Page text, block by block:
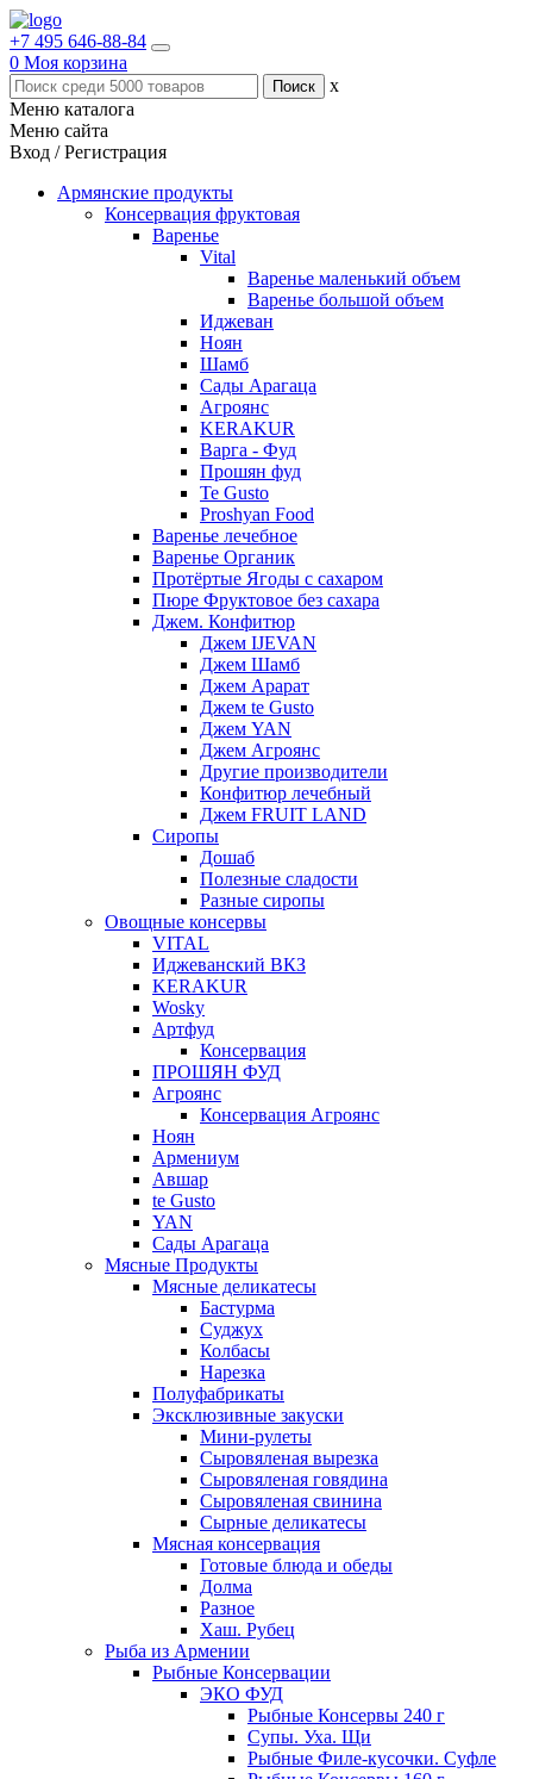
+7 495 646-88-84
0 Моя корзина
x
Меню каталога
Меню сайта
Вход / Регистрация
Армянские продукты
Консервация фруктовая
Варенье
Vital
Варенье маленький объем
Варенье большой объем
Иджеван
Ноян
Шамб
Сады Арагаца
Агроянс
KERAKUR
Варга - Фуд
Прошян фуд
Te Gusto
Proshyan Food
Варенье лечебное
Варенье Органик
Протёртые Ягоды с сахаром
Пюре Фруктовое без сахара
Джем. Конфитюр
Джем IJEVAN
Джем Шамб
Джем Арарат
Джем te Gusto
Джем YAN
Джем Агроянс
Другие производители
Конфитюр лечебный
Джем FRUIT LAND
Сиропы
Дошаб
Полезные сладости
Разные сиропы
Овощные консервы
VITAL
Иджеванский ВКЗ
KERAKUR
Wosky
Артфуд
Консервация
ПРОШЯН ФУД
Агроянс
Консервация Агроянс
Ноян
Армениум
Авшар
te Gusto
YAN
Сады Арагаца
Мясные Продукты
Мясные деликатесы
Бастурма
Суджух
Колбасы
Нарезка
Полуфабрикаты
Эксклюзивные закуски
Мини-рулеты
Сыровяленая вырезка
Сыровяленая говядина
Сыровяленая свинина
Сырные деликатесы
Мясная консервация
Готовые блюда и обеды
Долма
Разное
Хаш. Рубец
Рыба из Армении
Рыбные Консервации
ЭКО ФУД
Рыбные Консервы 240 г
Супы. Уха. Щи
Рыбные Филе-кусочки. Суфле